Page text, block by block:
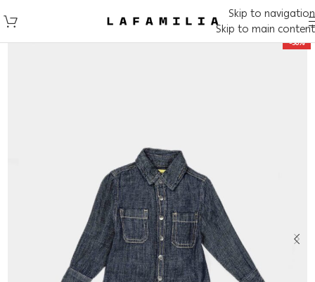
Skip to navigation
Skip to main content
-50%